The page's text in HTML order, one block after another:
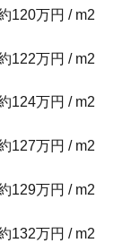
120万円 / m2
122万円 / m2
124万円 / m2
127万円 / m2
129万円 / m2
132万円 / m2